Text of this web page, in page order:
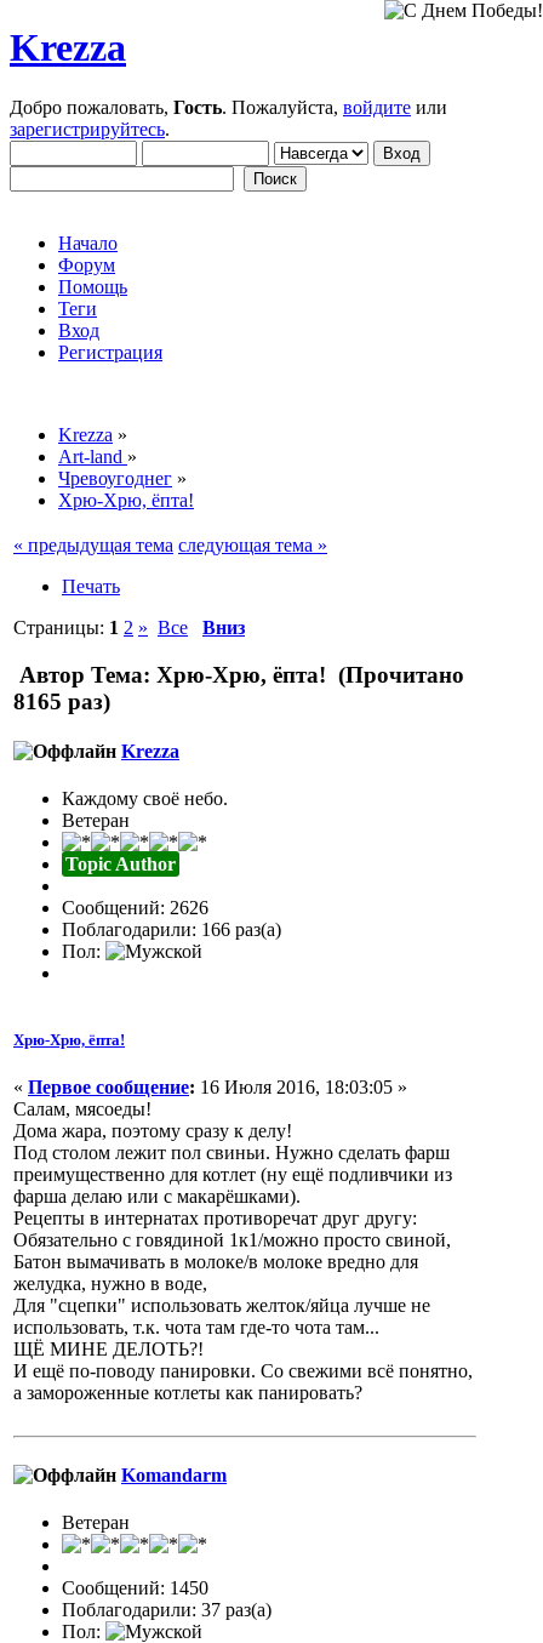
Krezza
Добро пожаловать, Гость. Пожалуйста, войдите или
зарегистрируйтесь.
Начало
Форум
Помощь
Теги
Вход
Регистрация
Krezza »
Art-land »
Чревоугоднег »
Хрю-Хрю, ёпта!
« предыдущая тема следующая тема »
Печать
Страницы: 1 2 » Все Вниз
Автор Тема: Хрю-Хрю, ёпта! (Прочитано
8165 раз)
Krezza
Каждому своё небо.
Ветеран
Topic Author
Сообщений: 2626
Поблагодарили: 166 раз(а)
Пол:
Хрю-Хрю, ёпта!
« Первое сообщение: 16 Июля 2016, 18:03:05 »
Салам, мясоеды!
Дома жара, поэтому сразу к делу!
Под столом лежит пол свиньи. Нужно сделать фарш
преимущественно для котлет (ну ещё подливчики из
фарша делаю или с макарёшками).
Рецепты в интернатах противоречат друг другу:
Обязательно с говядиной 1к1/можно просто свиной,
Батон вымачивать в молоке/в молоке вредно для
желудка, нужно в воде,
Для "сцепки" использовать желток/яйца лучше не
использовать, т.к. чота там где-то чота там...
ЩЁ МИНЕ ДЕЛОТЬ?!
И ещё по-поводу панировки. Со свежими всё понятно,
а замороженные котлеты как панировать?
Komandarm
Ветеран
Сообщений: 1450
Поблагодарили: 37 раз(а)
Пол: